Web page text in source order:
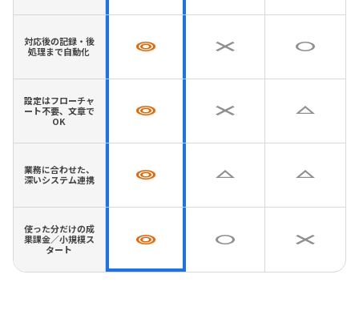
対応後の記録・後
処理まで自動化
設定はフローチャ
ート不要、文章で
OK
業務に合わせた、
深いシステム連携
使った分だけの成
果課金／小規模ス
タート